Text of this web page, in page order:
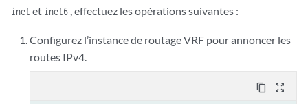
inetet inet6 , effectuez les opérations suivantes :
Configurez l’instance de routage VRF pour annoncer les
routes IPv4.
content_copy zoom_out_map